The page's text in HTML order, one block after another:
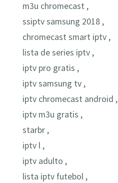
m3u chromecast ,
ssiptv samsung 2018 ,
chromecast smart iptv ,
lista de series iptv ,
iptv pro gratis ,
iptv samsung tv ,
iptv chromecast android ,
iptv m3u gratis ,
starbr ,
iptv l ,
iptv adulto ,
lista iptv futebol ,